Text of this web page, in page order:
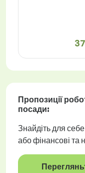
Пропозиції
посади:
Знайдіть для
або фінансові та